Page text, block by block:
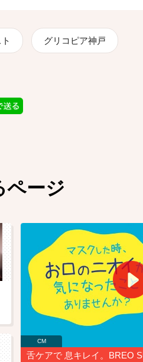
グリコピア神戸
ページ
CM
舌ケアで 息キレイ。BREO